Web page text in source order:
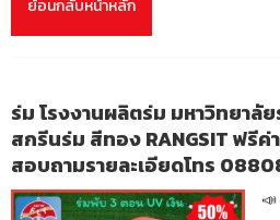
ย้อนกลับหน้าหลัก
ร่ม โรงงานผลิตร่ม มหาวิทยา
สกรีนร่ม สีทอง RANGSIT ฟรีค่
สอบถามรายละเอียดโทร